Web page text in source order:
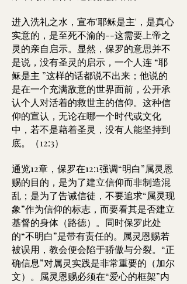
进入洗礼之水，宣布'耶稣是主'，是真心
实意的，是至死不渝的--这需要上帝之
灵的亲自启示。显然，保罗的意思并不
是说，没有圣灵的启示，一个人连 “耶
稣是主 ”这样的话都说不出来；他说的
是在一个充满敌意的世界面前，公开承
认个人对活着的救世主的信仰。这种信
仰的宣认，无论在哪一个时代或文化
中，若不是藉着圣灵，没有人能坚持到
底。（12:3）
通览12章，保罗在12:1强调“明白”属灵恩
赐的目的，是为了建立信仰而非制造混
乱；是为了告诫信徒，不要追求“属灵现
象”作为信仰的标志，而要看其是否建立
基督的身体（路德）。同时保罗此处
的“不明白”是带有责任的。属灵恩赐若
被误用，教会便会陷于骄傲与分裂。“正
确信息”对属灵实践是非常重要的（加尔
文）。属灵恩赐必须在“爱心的框架”内